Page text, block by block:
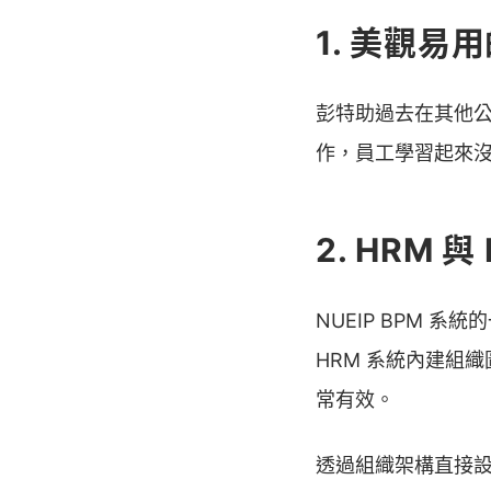
1. 美觀易
彭特助過去在其他
作，員工學習起來
2. HRM 與
NUEIP BPM 系統
HRM 系統內建組
常有效。
透過組織架構直接